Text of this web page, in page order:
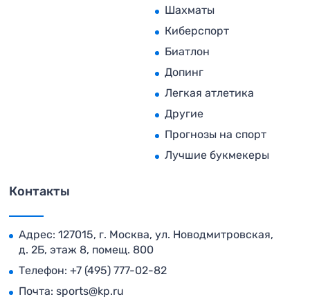
Шахматы
Киберспорт
Биатлон
Допинг
Легкая атлетика
Другие
Прогнозы на спорт
Лучшие букмекеры
Контакты
Адрес: 127015, г. Москва, ул. Новодмитровская,
д. 2Б, этаж 8, помещ. 800
Телефон: +7 (495) 777-02-82
Почта: sports@kp.ru